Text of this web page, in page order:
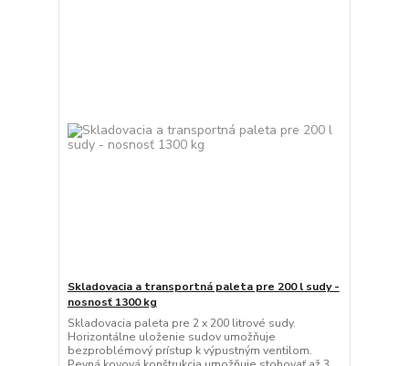
Skladovacia a transportná paleta pre 200 l sudy -
nosnosť 1300 kg
Skladovacia paleta pre 2 x 200 litrové sudy.
Horizontálne uloženie sudov umožňuje
bezproblémový prístup k výpustným ventilom.